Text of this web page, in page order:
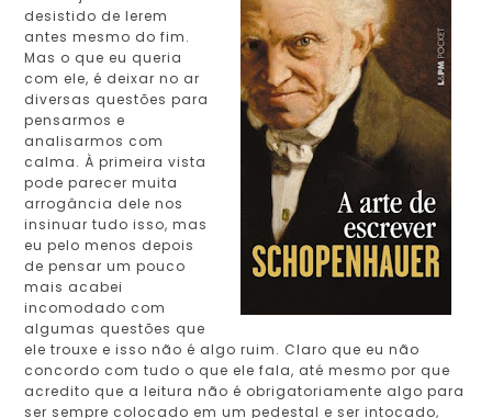
desistido de lerem
antes mesmo do fim.
Mas o que eu queria
com ele, é deixar no ar
diversas questões para
pensarmos e
analisarmos com
calma. À primeira vista
pode parecer muita
arrogância dele nos
insinuar tudo isso, mas
eu pelo menos depois
de pensar um pouco
mais acabei
incomodado com
algumas questões que
ele trouxe e isso não é algo ruim. Claro que eu não
concordo com tudo o que ele fala, até mesmo por que
acredito que a leitura não é obrigatoriamente algo para
ser sempre colocado em um pedestal e ser intocado,